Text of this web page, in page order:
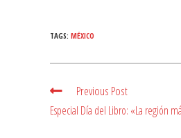
TAGS: MÉXICO
Read
more
articles
Previous Post
Especial Día del Libro: «La región